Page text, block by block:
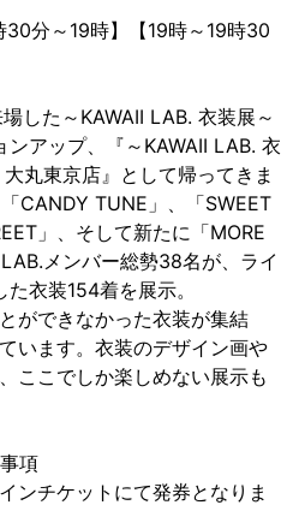
30分～19時】【19時～19時30
した～KAWAII LAB. 衣装展～
ンアップ、『～KAWAII LAB. 衣
丸東京店』として帰ってきま
CANDY TUNE」、「SWEET
」、そして新たに「MORE
メンバー総勢38名が、ライ
衣装154着を展示。
ができなかった衣装が集結
います。衣装のデザイン画や
ここでしか楽しめない展示も
項
ンチケットにて発券となりま